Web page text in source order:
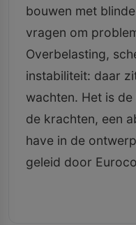
bouwen met
vragen om
Overbelasting,
instabiliteit: daar
wachten. Het is
de krachten, een
have in de
geleid door